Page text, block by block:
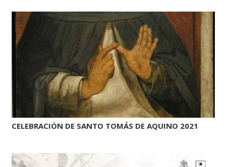
CELEBRACIÓN DE SANTO TOMÁS DE AQUINO 2021